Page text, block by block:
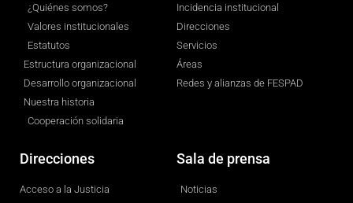
¿Quiénes somos?
Valores institucionales
Estatutos
Estructura organizacional
Desarrollo organizacional
Nuestra historia
Cooperación solidaria
Incidencia institucional
Direcciones
Servicios
Áreas
Redes y alianzas de FESPAD
Direcciones
Acceso a la Justicia
Sala de prensa
Noticias